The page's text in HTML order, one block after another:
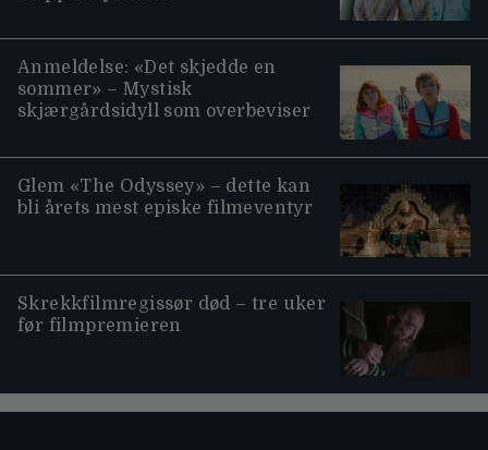
Anmeldelse: «Det skjedde en
sommer» – Mystisk
skjærgårdsidyll som overbeviser
Glem «The Odyssey» – dette kan
bli årets mest episke filmeventyr
Skrekkfilmregissør død – tre uker
før filmpremieren